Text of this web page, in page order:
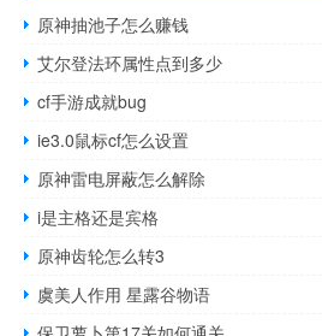
原神抽池子怎么赚钱
艾尔登法环属性点到多少
cf手游成就bug
ie3.0鼠标cf怎么设置
原神雷电屏蔽怎么解除
i是主格还是宾格
原神齿轮怎么转3
虞美人作用 星露谷物语